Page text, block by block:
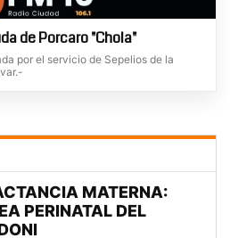
de Porcaro "Chola"
por el servicio de Sepelios de la